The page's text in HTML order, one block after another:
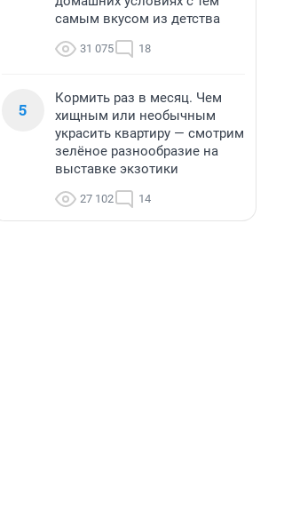
самым вкусом из детства
31 075 18
5
Кормить раз в месяц. Чем
хищным или необычным
украсить квартиру — смотрим
зелёное разнообразие на
выставке экзотики
27 102 14